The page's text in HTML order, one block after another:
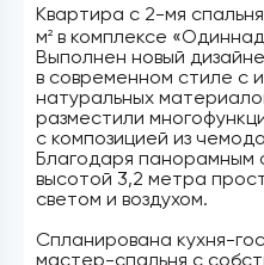
Квартира с 2-мя
м2 в комплексе
Выполнен новый
в современном стиле с
натуральных
разместили
с композицией из
Благодаря панорамным
высотой 3,2 метра
светом и воздухом.
Спланирована кухня-
мастер-спальня с